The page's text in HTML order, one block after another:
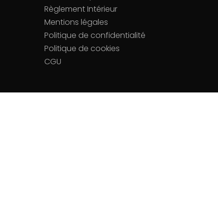
Règlement Intérieur
Mentions légales
Politique de confidentialité
Politique de cookies
CGU